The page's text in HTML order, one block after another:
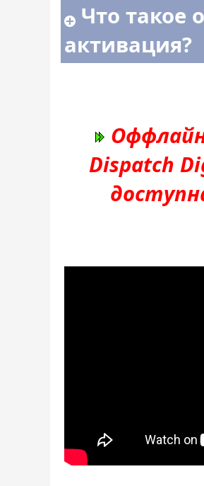
Что такое
активация?
Dispatch